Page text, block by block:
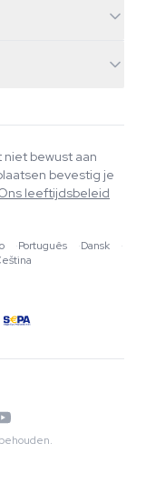
niet bewust aan
bevestig je
leeftijdsbeleid
·Português ·Dansk
·